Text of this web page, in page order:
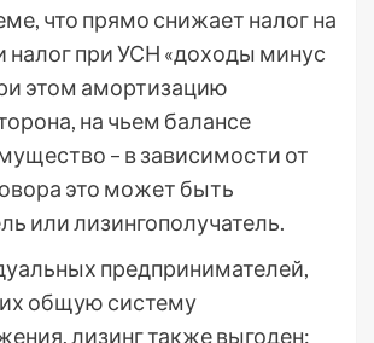
что прямо снижает налог на
налог при УСН «доходы минус
этом амортизацию
на чьем балансе
– в зависимости от
это может быть
или лизингополучатель.
предпринимателей,
общую систему
лизинг также выгоден: